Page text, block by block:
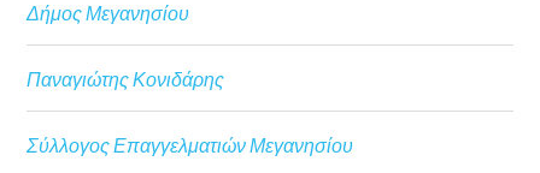
Δήμος Μεγανησίου
Παναγιώτης Κονιδάρης
Σύλλογος Επαγγελματιών Μεγανησίου